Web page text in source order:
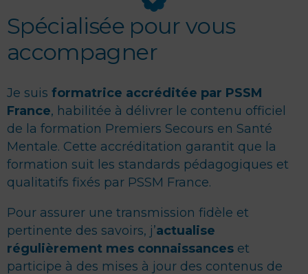
Spécialisée pour vous
accompagner
Je suis formatrice accréditée par PSSM
France, habilitée à délivrer le contenu officiel
de la formation Premiers Secours en Santé
Mentale. Cette accréditation garantit que la
formation suit les standards pédagogiques et
qualitatifs fixés par PSSM France.
Pour assurer une transmission fidèle et
pertinente des savoirs, j’actualise
régulièrement mes connaissances et
participe à des mises à jour des contenus de